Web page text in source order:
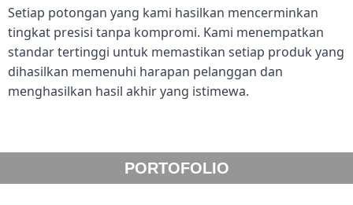
Setiap potongan yang kami hasilkan mencerminkan
tingkat presisi tanpa kompromi. Kami menempatkan
standar tertinggi untuk memastikan setiap produk yang
dihasilkan memenuhi harapan pelanggan dan
menghasilkan hasil akhir yang istimewa.
PORTOFOLIO